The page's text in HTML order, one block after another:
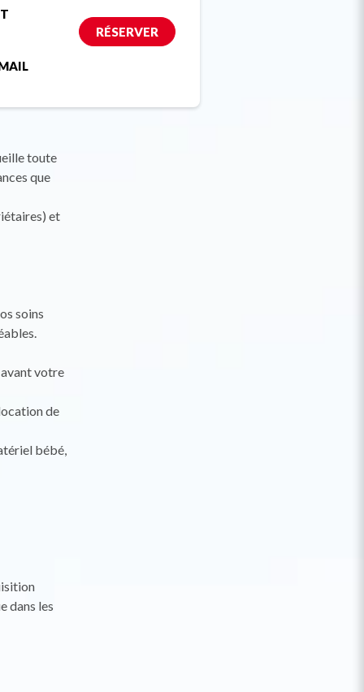
RÉSERVER
toute
que
et
soins
votre
de
bébé,
dans les